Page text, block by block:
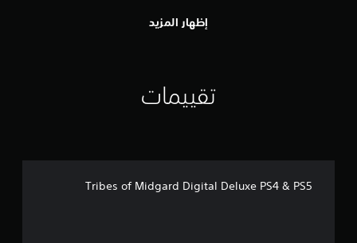
إظهار المزيد
تقييمات
Tribes of Midgard Digital Deluxe PS4 & PS5